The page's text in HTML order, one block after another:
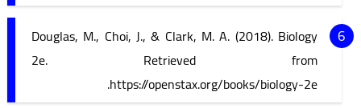
Douglas, M., Choi, J., & Clark, M. A. (2018). Biology
2e. Retrieved from
https://openstax.org/books/biology-2e.